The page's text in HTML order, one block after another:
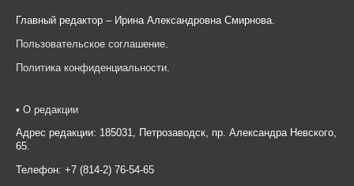
Главный редактор – Ирина Александровна Смирнова.
Пользовательское соглашение.
Политика конфиденциальности
• О редакции
Адрес редакции: 185031, Петрозаводск, пр. Александра Невского,
65.
Телефон: +7 (814-2) 76-54-65